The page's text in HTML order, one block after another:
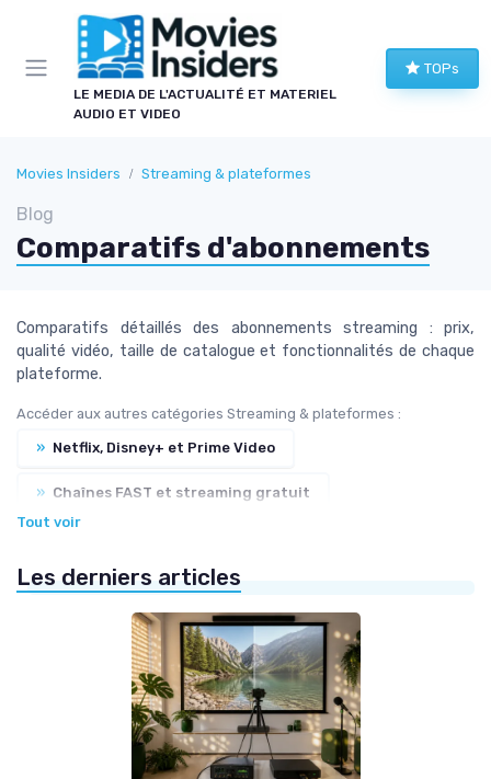
LE MEDIA DE L'ACTUALITÉ ET MATERIEL
AUDIO ET VIDEO
TOPs
Movies Insiders Streaming & plateformes
Blog
Comparatifs d'abonnements
Comparatifs détaillés des abonnements streaming : prix,
qualité vidéo, taille de catalogue et fonctionnalités de chaque
plateforme.
Accéder aux autres catégories Streaming & plateformes :
» Netflix, Disney+ et Prime Video
» Chaînes FAST et streaming gratuit
» Usages et tendances du streaming
Tout voir
Les derniers articles
Panneau de gestion des cookies